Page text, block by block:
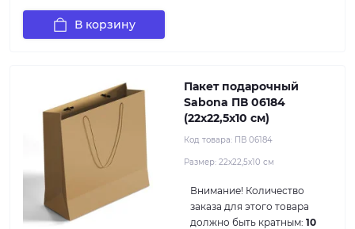
В корзину
Пакет подарочный
Sabona ПВ 06184
(22x22,5x10 см)
Код товара: ПВ 06184
Размер: 22x22,5x10 см
Внимание! Количество
заказа для этого товара
должно быть кратным: 10